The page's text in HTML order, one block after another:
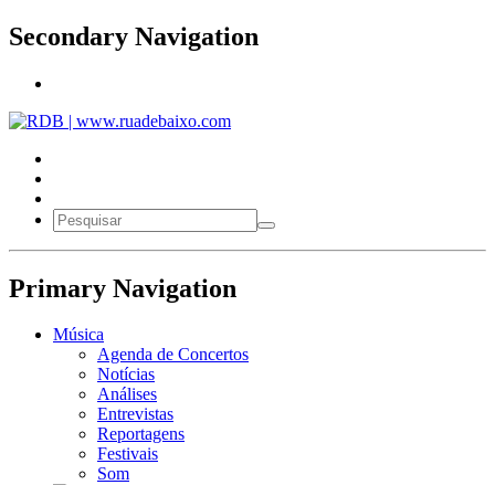
Secondary Navigation
Primary Navigation
Música
Agenda de Concertos
Notícias
Análises
Entrevistas
Reportagens
Festivais
Som